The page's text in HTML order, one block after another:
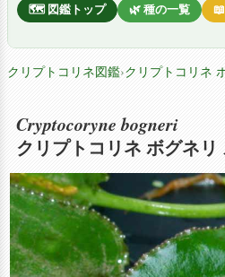
🗺️ 図鑑トップ 🌿 種の一覧
クリプトコリネ図鑑›クリプトコリネ
Cryptocoryne bogneri
クリプトコリネ ボグネリ